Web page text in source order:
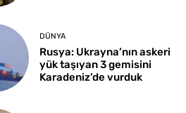
DÜNYA
Rusya: Ukrayna’nın askeri
yük taşıyan 3 gemisini
Karadeniz’de vurduk